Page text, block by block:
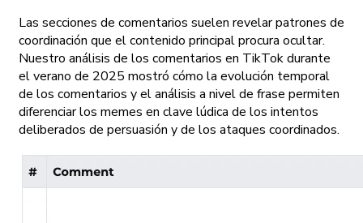
Las secciones de comentarios suelen revelar patrones de
coordinación que el contenido principal procura ocultar.
Nuestro análisis de los comentarios en TikTok durante
el verano de 2025 mostró cómo la evolución temporal
de los comentarios y el análisis a nivel de frase permiten
diferenciar los memes en clave lúdica de los intentos
deliberados de persuasión y de los ataques coordinados.